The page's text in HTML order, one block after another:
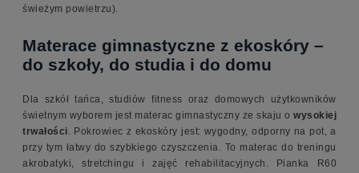
świeżym powietrzu).
Materace gimnastyczne z ekoskóry –
do szkoły, do studia i do domu
Dla szkół tańca, studiów fitness oraz domowych użytkowników
świetnym wyborem jest materac gimnastyczny ze skaju o wysokiej
trwałości. Pokrowiec z ekoskóry jest: wygodny, odporny na pot, a
przy tym łatwy do szybkiego czyszczenia. To materac do treningu
akrobatyki, stretchingu i zajęć rehabilitacyjnych. Pianka R60